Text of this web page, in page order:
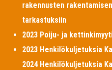
rakennusten
tarkastuksiin
2023 Poiju- ja
2023 Henkilökuljetuksia
2024 Henkilökuljetuksia